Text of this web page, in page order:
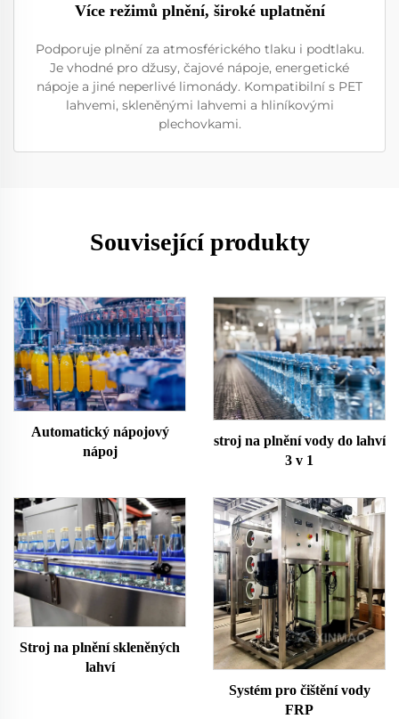
Více režimů plnění, široké uplatnění
Podporuje plnění za atmosférického tlaku i podtlaku.
Je vhodné pro džusy, čajové nápoje, energetické
nápoje a jiné neperlivé limonády. Kompatibilní s PET
lahvemi, skleněnými lahvemi a hliníkovými
plechovkami.
Související produkty
Automatický nápojový
nápoj
stroj na plnění vody do lahví
3 v 1
Stroj na plnění skleněných
lahví
Systém pro čištění vody
FRP